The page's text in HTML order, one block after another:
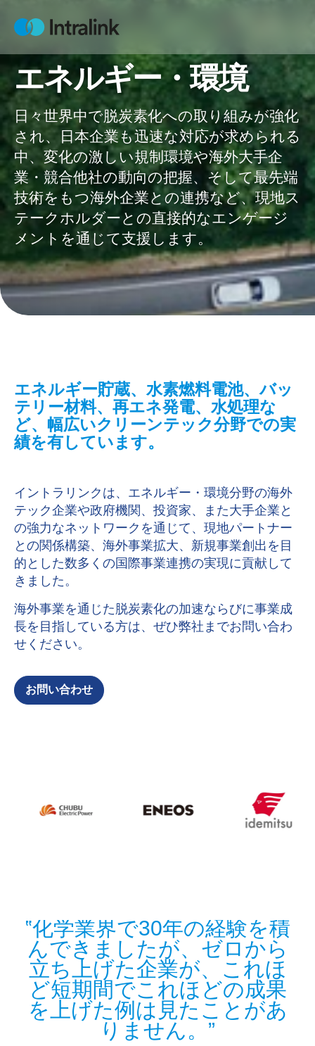
t
o
c
n
t
e
n
H
m
eエネルギー・環境
日々世界中で脱炭素化への取り組みが強化
され、日本企業も迅速な対応が求められる
中、変化の激しい規制環境や海外大手企
業・競合他社の動向の把握、そして最先端
技術をもつ海外企業との連携など、現地ス
テークホルダーとの直接的なエンゲージ
メントを通じて支援します。
エネルギー貯蔵、水素燃料電池、バッ
テリー材料、再エネ発電、水処理な
ど、幅広いクリーンテック分野での実
績を有しています。
イントラリンクは、エネルギー・環境分野の海外
テック企業や政府機関、投資家、また大手企業と
の強力なネットワークを通じて、現地パートナー
との関係構築、海外事業拡大、新規事業創出を目
的とした数多くの国際事業連携の実現に貢献して
きました。
海外事業を通じた脱炭素化の加速ならびに事業成
長を目指している方は、ぜひ弊社までお問い合わ
せください。
お問い合わせ
化学業界で30年の経験を積
んできましたが、ゼロから
立ち上げた企業が、これほ
ど短期間でこれほどの成果
を上げた例は見たことがあ
りません。